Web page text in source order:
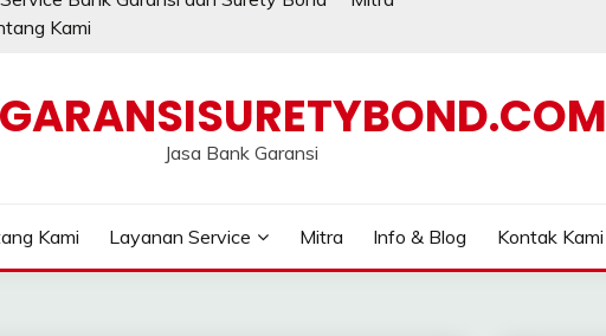
Kami
Jasa Bank Garansi
Kami Layanan Service Mitra Info & Blog Kontak Kami